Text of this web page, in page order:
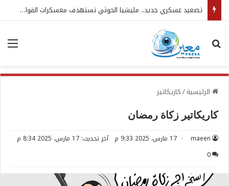
تصعيد عسكري جديد.. مليشيا الحوثي تستهدف معسكرات القوات المسلحة
بحث عن
الرئيسية/كاريكاتير
كاريكاتير زكاة رمضان
maeen 17 مارس، 2025 9:33 م
آخر تحديث: 17 مارس، 2025 8:34 م
0